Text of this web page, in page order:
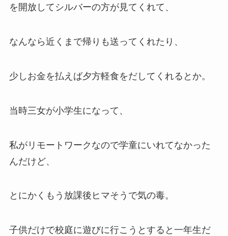
を開放してシルバーの方が見てくれて、
なんなら近くまで帰りも送ってくれたり、
少しお金を払えば夕方軽食をだしてくれるとか。
当時三女が小学生になって、
私がリモートワークなので学童にいれてなかった
んだけど、
とにかくもう放課後ヒマそうで気の毒。
子供だけで校庭に遊びに行こうとすると一年生だ